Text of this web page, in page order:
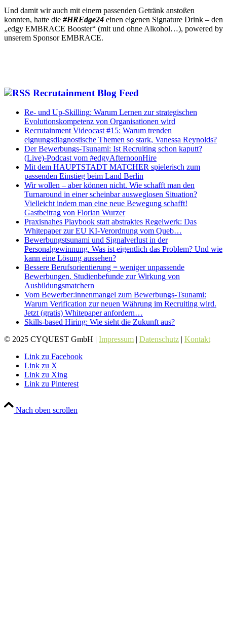
Und damit wir auch mit einem passenden Getränk anstoßen
konnten, hatte die #HREdge24 einen eigenen Signature Drink – den
„edgy EMBRACE Booster“ (mit und ohne Alkohol…), powered by
unserem Sponsor EMBRACE.
Recrutainment Blog Feed
Re- und Up-Skilling: Warum Lernen zur strategischen
Evolutionskompetenz von Organisationen wird
Recrutainment Videocast #15: Warum trenden
eignungsdiagnostische Themen so stark, Vanessa Reynolds?
Der Bewerbungs-Tsunami: Ist Recruiting schon kaputt?
(Live)-Podcast vom #edgyAfternoonHire
Mit dem HAUPTSTADT MATCHER spielerisch zum
passenden Einstieg beim Land Berlin
Wir wollen – aber können nicht. Wie schafft man den
Turnaround in einer scheinbar ausweglosen Situation?
Vielleicht indem man eine neue Bewegung schafft!
Gastbeitrag von Florian Wurzer
Praxisnahes Playbook statt abstraktes Regelwerk: Das
Whitepaper zur EU KI-Verordnung vom Queb…
Bewerbungstsunami und Signalverlust in der
Personalgewinnung. Was ist eigentlich das Problem? Und wie
kann eine Lösung aussehen?
Bessere Berufsorientierung = weniger unpassende
Bewerbungen. Studienbefunde zur Wirkung von
Ausbildungsmatchern
Vom Bewerber:innenmangel zum Bewerbungs-Tsunami:
Warum Verification zur neuen Währung im Recruiting wird.
Jetzt (gratis) Whitepaper anfordern…
Skills-based Hiring: Wie sieht die Zukunft aus?
© 2025 CYQUEST GmbH | Impressum Datenschutz
Kontakt
Link zu Facebook
Link zu X
Link zu Xing
Link zu Pinterest
Nach oben scrollen